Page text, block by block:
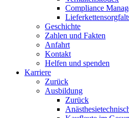
Compliance
Geschichte
Zahlen und Fakten
Anfahrt
Kontakt
Helfen und spenden
Karriere
Zurück
Ausbildung
Zurück